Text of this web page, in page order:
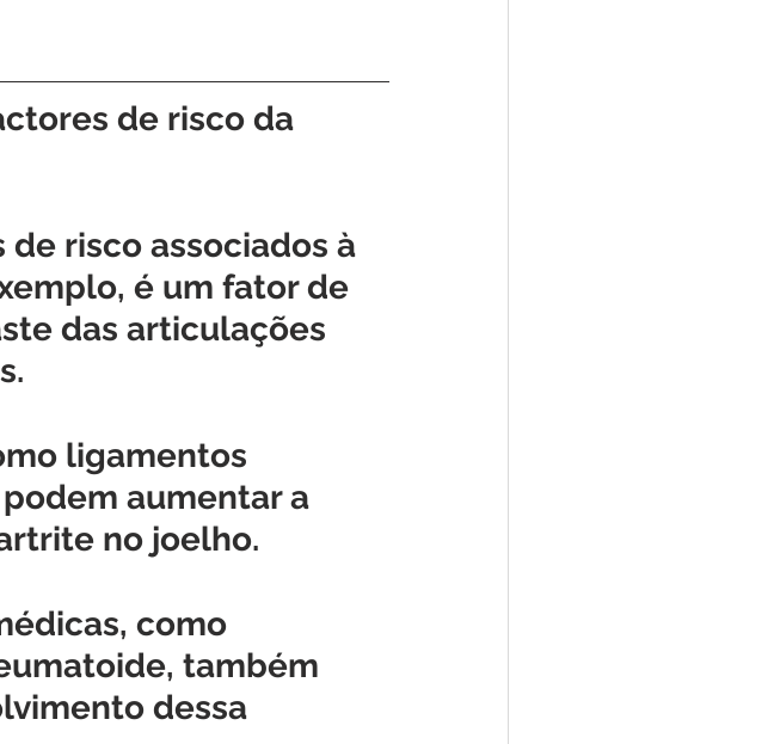
de risco da
de risco associados à
é um fator de
das articulações
ligamentos
aumentar a
no joelho.
como
também
dessa